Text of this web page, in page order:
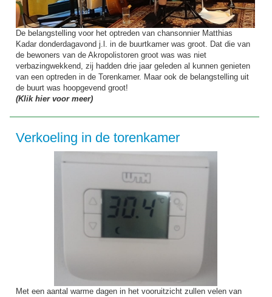
De belangstelling voor het optreden van chansonnier Matthias
Kadar donderdagavond j.l. in de buurtkamer was groot. Dat die van
de bewoners van de Akropolistoren groot was was niet
verbazingwekkend, zij hadden drie jaar geleden al kunnen genieten
van een optreden in de Torenkamer. Maar ook de belangstelling uit
de buurt was hoopgevend groot!
(Klik hier voor meer)
Verkoeling in de torenkamer
Met een aantal warme dagen in het vooruitzicht zullen velen van